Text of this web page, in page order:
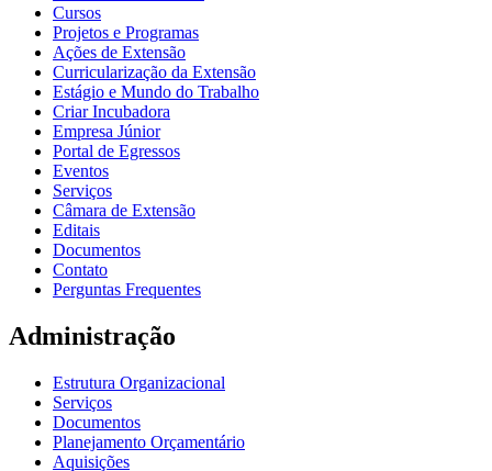
Cursos
Projetos e Programas
Ações de Extensão
Curricularização da Extensão
Estágio e Mundo do Trabalho
Criar Incubadora
Empresa Júnior
Portal de Egressos
Eventos
Serviços
Câmara de Extensão
Editais
Documentos
Contato
Perguntas Frequentes
Administração
Estrutura Organizacional
Serviços
Documentos
Planejamento Orçamentário
Aquisições